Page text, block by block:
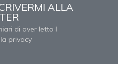
ALLA
di aver letto l
privacy